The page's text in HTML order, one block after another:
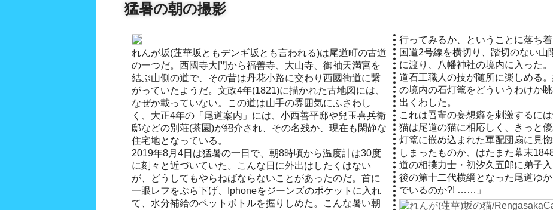
猛暑の朝の撮影
れんが坂(蓮華坂ともデンギ坂とも言われる)は尾道町の古道
の一つだ。西國寺大門から福善寺、大山寺、御袖天満宮を
結ぶ山側の道で、その昔は丹花小路に交わり西國街道に繋
がっていたようだ。文政4年(1821)に描かれた古地図には、
なぜか載っていない。この道は山手の雰囲気にふさわし
く、大正4年の「尾道案内」には、小西善平邸や兒玉喜兵衛
邸などの別荘(茶園)が紹介され、その名残か、現在も閑静な
住宅地となっている。
2019年8月4日は猛暑の一日で、朝8時頃から温度計は30度
に刻々と近づいていた。こんな日に外出はしたくはない
が、どうしてもやらねばならないことがあったのだ。首に
一眼レフをぶら下げ、Iphoneをジーンズのポケットに入れ
て、水分補給のペットボトルを握りしめた。こんな暑い朝
行ってみるか、ということに落ち着
国道2号線を横切り、踏切のない山
に渡り、八幡神社の境内に入った
道石工職人の技が随所に楽しめる
の境内の石灯篭をどういうわけか
出くわした。
これは吾輩の妄想癖を刺激するに
猫は尾道の猫に相応しく、きっと
灯篭に嵌め込まれた軍配団扇に見
しまったものか、はたまた幕末
道の相撲力士・初汐久五郎に弟子
後の第十二代横綱となった尾道ゆ
でいるのか?! ……」